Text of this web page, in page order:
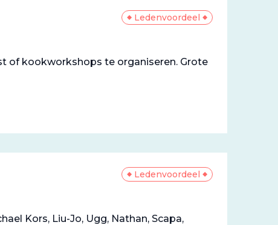
Ledenvoordeel
of kookworkshops te organiseren. Grote
Ledenvoordeel
Kors, Liu-Jo, Ugg, Nathan, Scapa,